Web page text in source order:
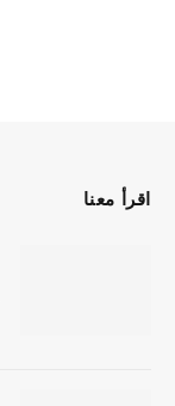
اقرأ معنا